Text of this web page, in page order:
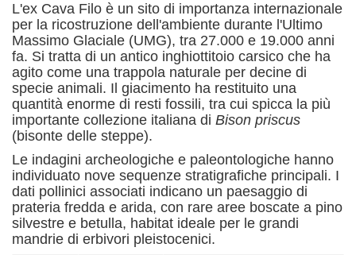
L'ex Cava Filo è un sito di importanza internazionale
per la ricostruzione dell'ambiente durante l'Ultimo
Massimo Glaciale (UMG), tra 27.000 e 19.000 anni
fa. Si tratta di un antico inghiottitoio carsico che ha
agito come una trappola naturale per decine di
specie animali. Il giacimento ha restituito una
quantità enorme di resti fossili, tra cui spicca la più
importante collezione italiana di Bison priscus
(bisonte delle steppe).
Le indagini archeologiche e paleontologiche hanno
individuato nove sequenze stratigrafiche principali. I
dati pollinici associati indicano un paesaggio di
prateria fredda e arida, con rare aree boscate a pino
silvestre e betulla, habitat ideale per le grandi
mandrie di erbivori pleistocenici.